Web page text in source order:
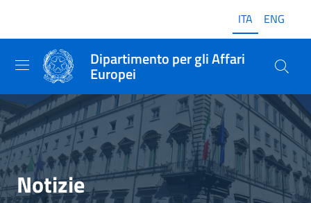
ITA ENG
Dipartimento per gli Affari
Europei
Notizie